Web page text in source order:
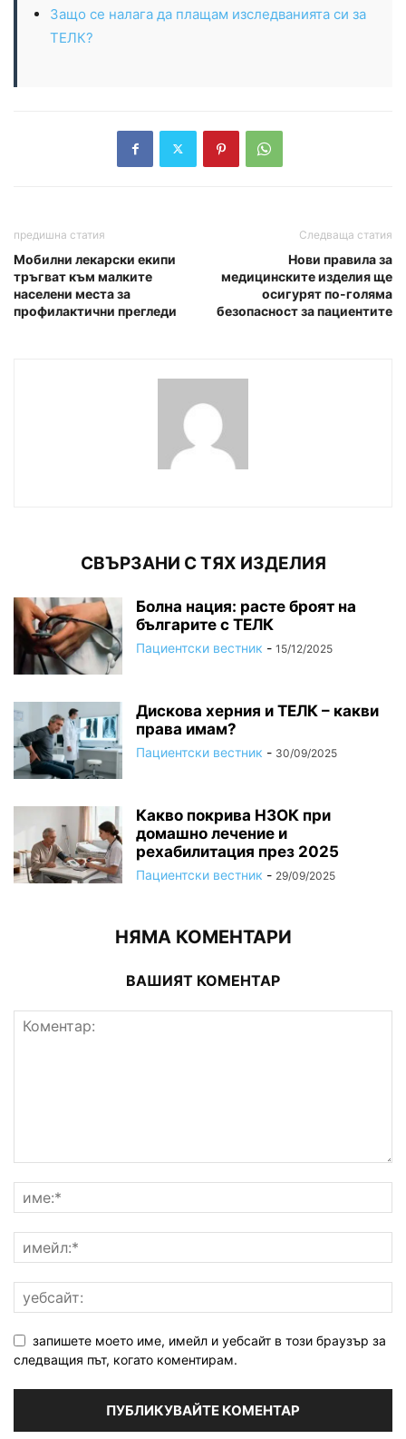
Защо се налага да плащам изследванията си за
ТЕЛК?
предишна статия
Мобилни лекарски екипи
тръгват към малките
населени места за
профилактични прегледи
Следваща статия
Нови правила за
медицинските изделия ще
осигурят по-голяма
безопасност за пациентите
СВЪРЗАНИ С ТЯХ ИЗДЕЛИЯ
Болна нация: расте броят на
българите с ТЕЛК
Пациентски вестник - 15/12/2025
Дискова херния и ТЕЛК – какви
права имам?
Пациентски вестник - 30/09/2025
Какво покрива НЗОК при
домашно лечение и
рехабилитация през 2025
Пациентски вестник - 29/09/2025
НЯМА КОМЕНТАРИ
ВАШИЯТ КОМЕНТАР
запишете моето име, имейл и уебсайт в този браузър за
следващия път, когато коментирам.